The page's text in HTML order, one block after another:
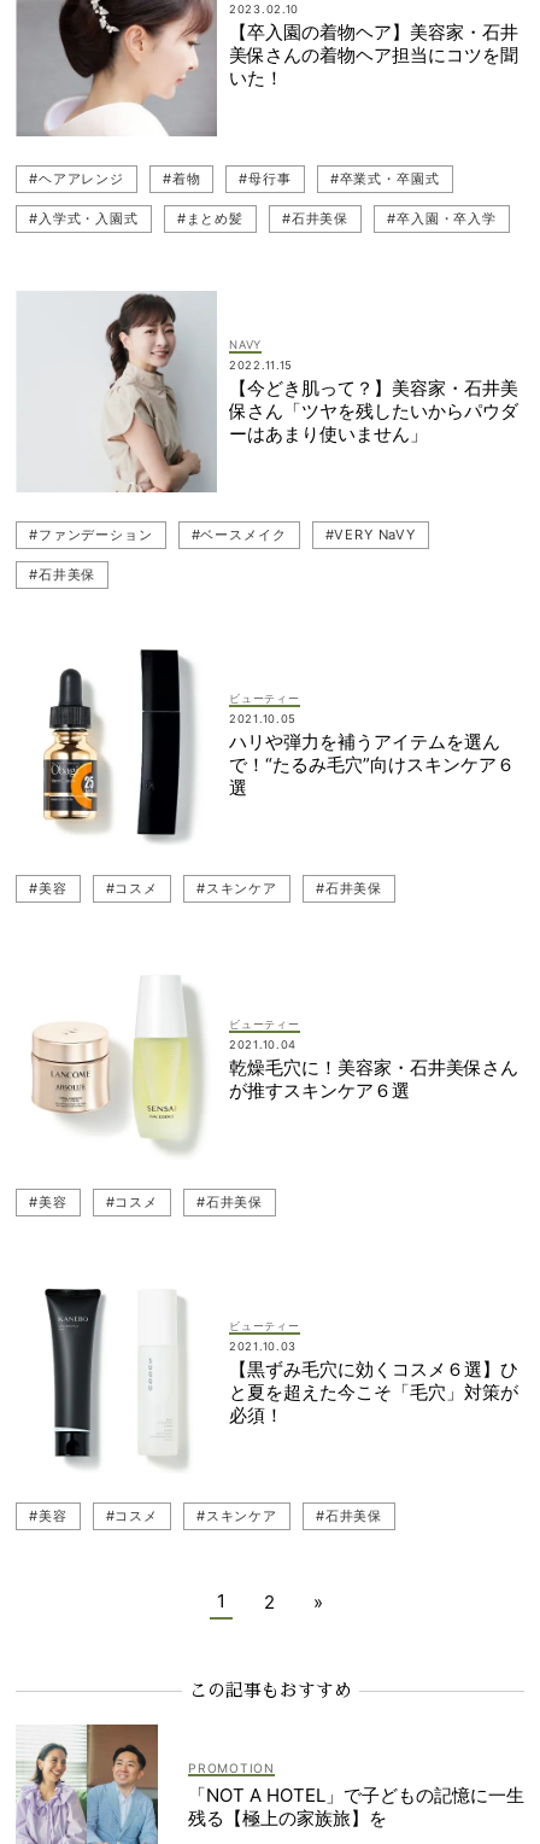
2023.02.10
【卒入園の着物ヘア】美容家・石井
美保さんの着物ヘア担当にコツを聞
いた！
#ヘアアレンジ #着物 #母行事 #卒業式・卒園式
#入学式・入園式 #まとめ髪 #石井美保 #卒入園・卒入学
NAVY
2022.11.15
【今どき肌って？】美容家・石井美
保さん「ツヤを残したいからパウダ
ーはあまり使いません」
#ファンデーション #ベースメイク #VERY NaVY
#石井美保
ビューティー
2021.10.05
ハリや弾力を補うアイテムを選ん
で！“たるみ毛穴”向けスキンケア６
選
#美容 #コスメ #スキンケア #石井美保
ビューティー
2021.10.04
乾燥毛穴に！美容家・石井美保さん
が推すスキンケア６選
#美容 #コスメ #石井美保
ビューティー
2021.10.03
【黒ずみ毛穴に効くコスメ６選】ひ
と夏を超えた今こそ「毛穴」対策が
必須！
#美容 #コスメ #スキンケア #石井美保
1 2 »
この記事もおすすめ
「NOT A HOTEL」で子どもの記憶に一生
残る【極上の家族旅】を